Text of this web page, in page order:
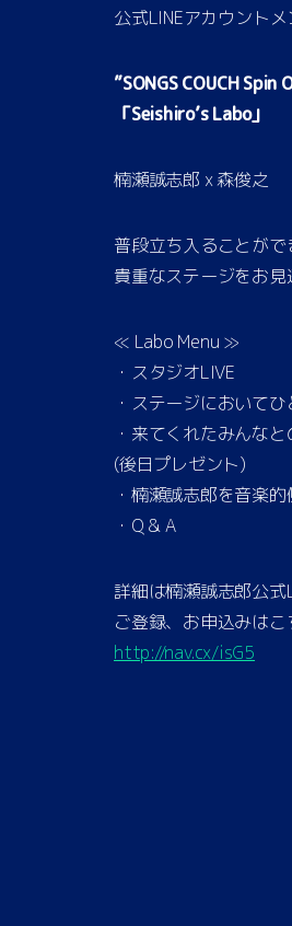
公式LINEアカウント
”SONGS COUCH
「Seishiro’s Labo」
楠瀬誠志郎 x 森俊之
普段立ち入ることが
貴重なステージをお見
≪ Labo Menu ≫
・スタジオLIVE
・ステージにおいて
・来てくれたみんな
(後日プレゼント)
・楠瀬誠志郎を音楽
・Q & A
詳細は楠瀬誠志郎公式
ご登録、お申込みはこ
http://nav.cx/isG5